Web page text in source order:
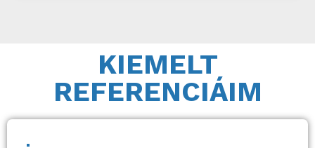
KIEMELT
REFERENCIÁIM